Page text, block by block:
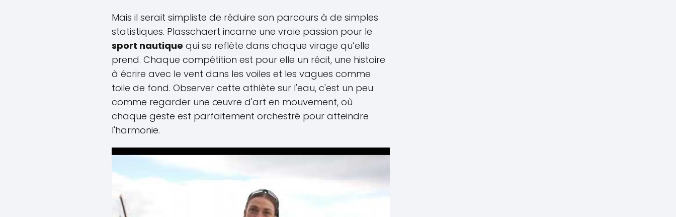
Mais il serait simpliste de réduire son parcours à de simples
statistiques. Plasschaert incarne une vraie passion pour le
sport nautique qui se reflète dans chaque virage qu’elle
prend. Chaque compétition est pour elle un récit, une histoire
à écrire avec le vent dans les voiles et les vagues comme
toile de fond. Observer cette athlète sur l'eau, c'est un peu
comme regarder une œuvre d'art en mouvement, où
chaque geste est parfaitement orchestré pour atteindre
l'harmonie.